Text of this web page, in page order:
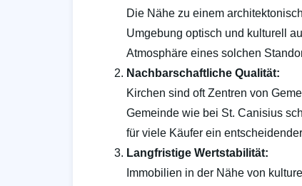
Die Nähe zu einem
Umgebung optisch und kulturell
Atmosphäre eines solchen
Nachbarschaftliche Qualität:
Kirchen sind oft Zentren von
Gemeinde wie bei St. Canisius
für viele Käufer ein
Langfristige Wertstabilität:
Immobilien in der Nähe von